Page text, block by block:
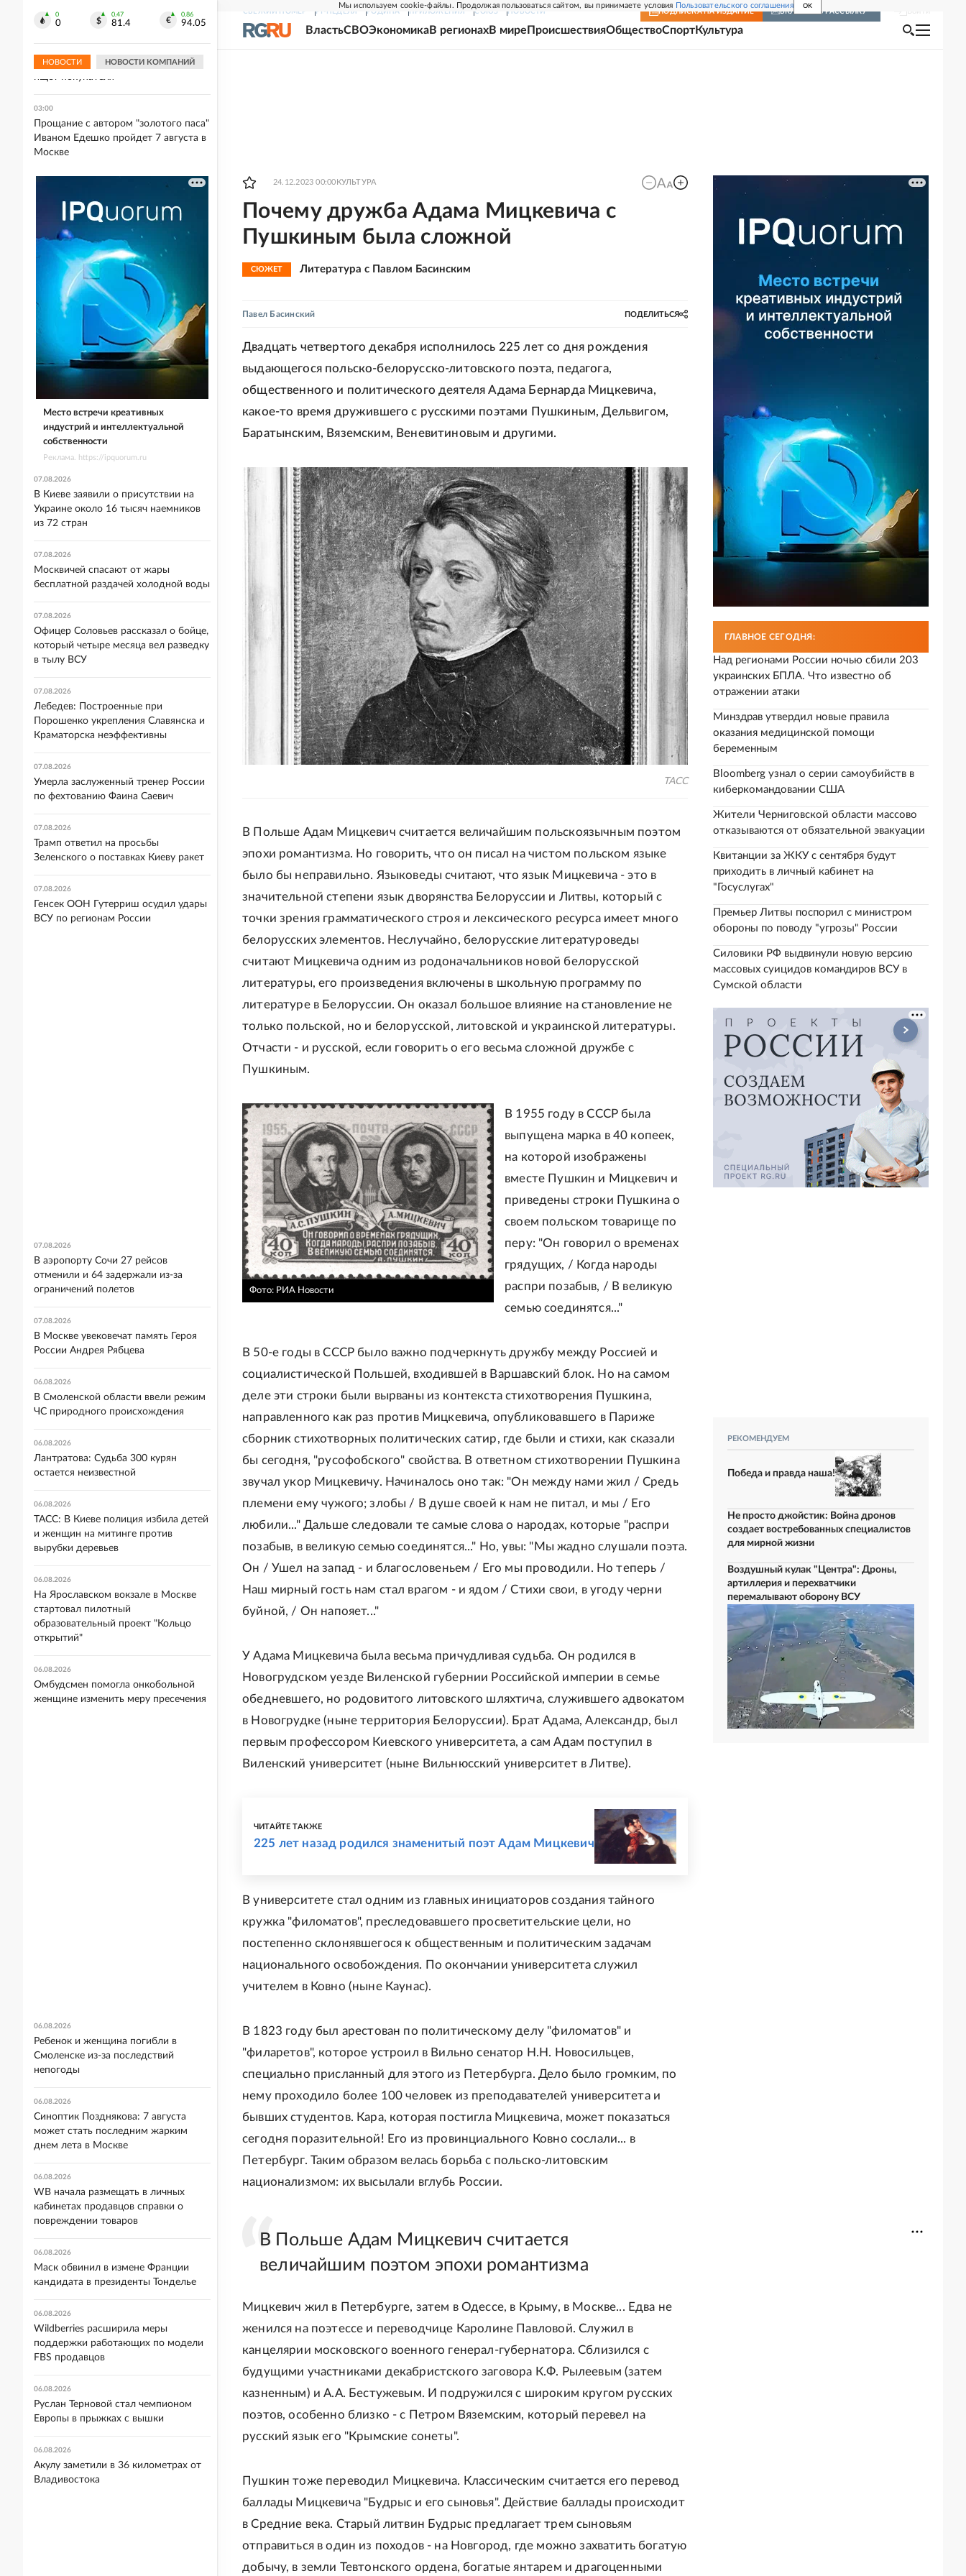
Мы используем cookie-файлы. Продолжая пользоваться сайтом, вы принимаете условия Пользовательского соглашения OK
СВЕЖИЙ НОМЕР РГ-НЕДЕЛЯ РОДИНА ПРИЛОЖЕНИЯ СОЮЗ НОВОСТИ ПОДПИСКА НА ИЗДАНИЕ ВКЛЮЧИТЬ РАССЫЛКУ
ВластьСВОЭкономикаВ регионахВ мире ПроисшествияОбществоСпортКультура
24.12.2023 00:00 КУЛЬТУРА
Почему дружба Адама Мицкевича с
Пушкиным была сложной
СЮЖЕТ Литература с Павлом Басинским
Павел Басинский ПОДЕЛИТЬСЯ
Двадцать четвертого декабря исполнилось 225 лет со дня рождения
выдающегося польско-белорусско-литовского поэта, педагога,
общественного и политического деятеля Адама Бернарда Мицкевича,
какое-то время дружившего с русскими поэтами Пушкиным, Дельвигом,
Баратынским, Вяземским, Веневитиновым и другими.
ТАСС
В Польше Адам Мицкевич считается величайшим польскоязычным поэтом
эпохи романтизма. Но говорить, что он писал на чистом польском языке
было бы неправильно. Языковеды считают, что язык Мицкевича - это в
значительной степени язык дворянства Белоруссии и Литвы, который с
точки зрения грамматического строя и лексического ресурса имеет много
белорусских элементов. Неслучайно, белорусские литературоведы
считают Мицкевича одним из родоначальников новой белорусской
литературы, его произведения включены в школьную программу по
литературе в Белоруссии. Он оказал большое влияние на становление не
только польской, но и белорусской, литовской и украинской литературы.
Отчасти - и русской, если говорить о его весьма сложной дружбе с
Пушкиным.
Фото: РИА Новости
В 1955 году в СССР была
выпущена марка в 40 копеек,
на которой изображены
вместе Пушкин и Мицкевич и
приведены строки Пушкина о
своем польском товарище по
перу: "Он говорил о временах
грядущих, / Когда народы
распри позабыв, / В великую
семью соединятся..."
В 50-е годы в СССР было важно подчеркнуть дружбу между Россией и
социалистической Польшей, входившей в Варшавский блок. Но на самом
деле эти строки были вырваны из контекста стихотворения Пушкина,
направленного как раз против Мицкевича, опубликовавшего в Париже
сборник стихотворных политических сатир, где были и стихи, как сказали
бы сегодня, "русофобского" свойства. В ответном стихотворении Пушкина
звучал укор Мицкевичу. Начиналось оно так: "Он между нами жил / Средь
племени ему чужого; злобы / В душе своей к нам не питал, и мы / Его
любили..." Дальше следовали те самые слова о народах, которые "распри
позабыв, в великую семью соединятся..." Но, увы: "Мы жадно слушали поэта.
Он / Ушел на запад - и благословеньем / Его мы проводили. Но теперь /
Наш мирный гость нам стал врагом - и ядом / Стихи свои, в угоду черни
буйной, / Он напояет..."
У Адама Мицкевича была весьма причудливая судьба. Он родился в
Новогрудском уезде Виленской губернии Российской империи в семье
обедневшего, но родовитого литовского шляхтича, служившего адвокатом
в Новогрудке (ныне территория Белоруссии). Брат Адама, Александр, был
первым профессором Киевского университета, а сам Адам поступил в
Виленский университет (ныне Вильнюсский университет в Литве).
ЧИТАЙТЕ ТАКЖЕ
225 лет назад родился знаменитый поэт Адам Мицкевич
В университете стал одним из главных инициаторов создания тайного
кружка "филоматов", преследовавшего просветительские цели, но
постепенно склонявшегося к общественным и политическим задачам
национального освобождения. По окончании университета служил
учителем в Ковно (ныне Каунас).
В 1823 году был арестован по политическому делу "филоматов" и
"филаретов", которое устроил в Вильно сенатор Н.Н. Новосильцев,
специально присланный для этого из Петербурга. Дело было громким, по
нему проходило более 100 человек из преподавателей университета и
бывших студентов. Кара, которая постигла Мицкевича, может показаться
сегодня поразительной! Его из провинциального Ковно сослали... в
Петербург. Таким образом велась борьба с польско-литовским
национализмом: их высылали вглубь России.
В Польше Адам Мицкевич считается
величайшим поэтом эпохи романтизма
Мицкевич жил в Петербурге, затем в Одессе, в Крыму, в Москве... Едва не
женился на поэтессе и переводчице Каролине Павловой. Служил в
канцелярии московского военного генерал-губернатора. Сблизился с
будущими участниками декабристского заговора К.Ф. Рылеевым (затем
казненным) и А.А. Бестужевым. И подружился с широким кругом русских
поэтов, особенно близко - с Петром Вяземским, который перевел на
русский язык его "Крымские сонеты".
Пушкин тоже переводил Мицкевича. Классическим считается его перевод
баллады Мицкевича "Будрыс и его сыновья". Действие баллады происходит
в Средние века. Старый литвин Будрыс предлагает трем сыновьям
отправиться в один из походов - на Новгород, где можно захватить богатую
добычу, в земли Тевтонского ордена, богатые янтарем и драгоценными
ГЛАВНОЕ СЕГОДНЯ:
Над регионами России ночью сбили 203
украинских БПЛА. Что известно об
отражении атаки
Минздрав утвердил новые правила
оказания медицинской помощи
беременным
Bloomberg узнал о серии самоубийств в
киберкомандовании США
Жители Черниговской области массово
отказываются от обязательной эвакуации
Квитанции за ЖКУ с сентября будут
приходить в личный кабинет на
"Госуслугах"
Премьер Литвы поспорил с министром
обороны по поводу "угрозы" России
Силовики РФ выдвинули новую версию
массовых суицидов командиров ВСУ в
Сумской области
РЕКОМЕНДУЕМ
Победа и правда наша!
Не просто джойстик: Война дронов
создает востребованных специалистов
для мирной жизни
Воздушный кулак "Центра": Дроны,
артиллерия и перехватчики
перемалывают оборону ВСУ
0
0
0.47
81.4
0.86
94.05
НОВОСТИ НОВОСТИ КОМПАНИЙ
готовности из-за угрозы паводка
Рижский вокзал в Москве опять
ищет покупателя
03:00
Прощание с автором "золотого паса"
Иваном Едешко пройдет 7 августа в
Москве
Место встречи креативных
индустрий и интеллектуальной
собственности
Реклама. https://ipquorum.ru
07.08.2026
В Киеве заявили о присутствии на
Украине около 16 тысяч наемников
из 72 стран
07.08.2026
Москвичей спасают от жары
бесплатной раздачей холодной воды
07.08.2026
Офицер Соловьев рассказал о бойце,
который четыре месяца вел разведку
в тылу ВСУ
07.08.2026
Лебедев: Построенные при
Порошенко укрепления Славянска и
Краматорска неэффективны
07.08.2026
Умерла заслуженный тренер России
по фехтованию Фаина Саевич
07.08.2026
Трамп ответил на просьбы
Зеленского о поставках Киеву ракет
07.08.2026
Генсек ООН Гутерриш осудил удары
ВСУ по регионам России
07.08.2026
В аэропорту Сочи 27 рейсов
отменили и 64 задержали из-за
ограничений полетов
07.08.2026
В Москве увековечат память Героя
России Андрея Рябцева
06.08.2026
В Смоленской области ввели режим
ЧС природного происхождения
06.08.2026
Лантратова: Судьба 300 курян
остается неизвестной
06.08.2026
ТАСС: В Киеве полиция избила детей
и женщин на митинге против
вырубки деревьев
06.08.2026
На Ярославском вокзале в Москве
стартовал пилотный
образовательный проект "Кольцо
открытий"
06.08.2026
Омбудсмен помогла онкобольной
женщине изменить меру пресечения
06.08.2026
Ребенок и женщина погибли в
Смоленске из-за последствий
непогоды
06.08.2026
Синоптик Позднякова: 7 августа
может стать последним жарким
днем лета в Москве
06.08.2026
WB начала размещать в личных
кабинетах продавцов справки о
повреждении товаров
06.08.2026
Маск обвинил в измене Франции
кандидата в президенты Тонделье
06.08.2026
Wildberries расширила меры
поддержки работающих по модели
FBS продавцов
06.08.2026
Руслан Терновой стал чемпионом
Европы в прыжках с вышки
06.08.2026
Акулу заметили в 36 километрах от
Владивостока